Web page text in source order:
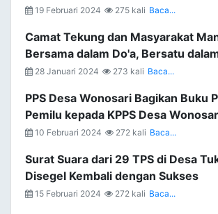
19 Februari 2024 275 kali Baca...
Camat Tekung dan Masyarakat
Bersama dalam Do'a, Bersatu
28 Januari 2024 273 kali Baca...
PPS Desa Wonosari Bagikan Buku
Pemilu kepada KPPS Desa
10 Februari 2024 272 kali Baca...
Surat Suara dari 29 TPS di Desa
Disegel Kembali dengan Sukses
15 Februari 2024 272 kali Baca...